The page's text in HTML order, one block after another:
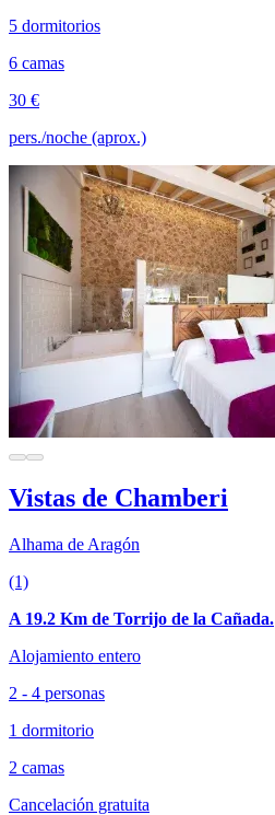
5 dormitorios
6 camas
30 €
pers./noche (aprox.)
Vistas de Chamberi
Alhama de Aragón
(1)
A 19.2 Km de Torrijo de la Cañada.
Alojamiento entero
2 - 4 personas
1 dormitorio
2 camas
Cancelación gratuita